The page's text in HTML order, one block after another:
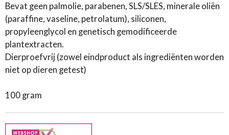
Bevat geen palmolie, parabenen, SLS/SLES, minerale oliën
(paraffine, vaseline, petrolatum), siliconen,
propyleenglycol en genetisch gemodificeerde
plantextracten.
Dierproefvrij (zowel eindproduct als ingrediënten worden
niet op dieren getest)
100 gram